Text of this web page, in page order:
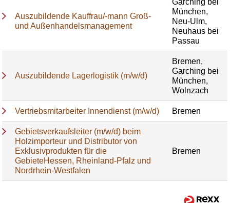
Auszubildende Kauffrau/-mann Groß-
und Außenhandelsmanagement
Garching bei
München,
Neu-Ulm,
Neuhaus bei
Passau
Auszubildende Lagerlogistik (m/w/d)
Bremen,
Garching bei
München,
Wolnzach
Vertriebsmitarbeiter Innendienst (m/w/d) Bremen
Gebietsverkaufsleiter (m/w/d) beim
Holzimporteur und Distributor von
Exklusivprodukten für die
GebieteHessen, Rheinland-Pfalz und
Nordrhein-Westfalen
Bremen